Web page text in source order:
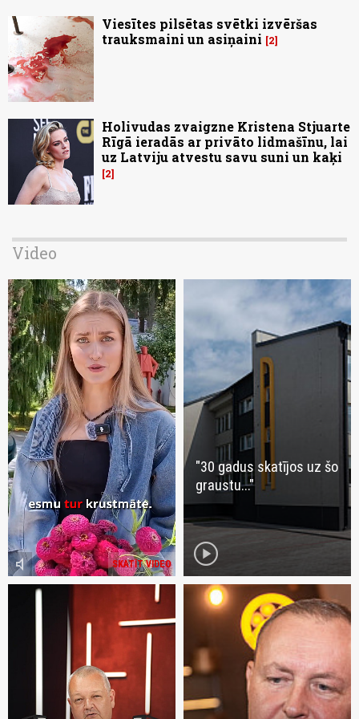
Viesītes pilsētas svētki izvēršas
trauksmaini un asiņaini
2
Holivudas zvaigzne Kristena Stjuarte
Rīgā ieradās ar privāto lidmašīnu, lai
uz Latviju atvestu savu suni un kaķi
2
Video
SKATĪT VIDEO
volume_mute
"30 gadus skatījos uz šo
graustu..."
play_circle